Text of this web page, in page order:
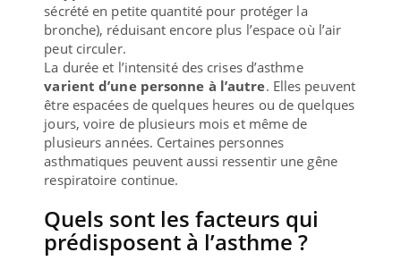
sécrété en petite quantité pour protéger la
bronche), réduisant encore plus l’espace où l’air
peut circuler.
La durée et l’intensité des crises d’asthme
varient d’une personne à l’autre. Elles peuvent
être espacées de quelques heures ou de quelques
jours, voire de plusieurs mois et même de
plusieurs années. Certaines personnes
asthmatiques peuvent aussi ressentir une gêne
respiratoire continue.
Quels sont les facteurs qui
prédisposent à l’asthme ?